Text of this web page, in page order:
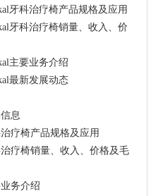
牙科治疗椅产品规格及应用
主要业务介绍
最新发展动态
信息
牙科治疗椅产品规格及应用
要业务介绍